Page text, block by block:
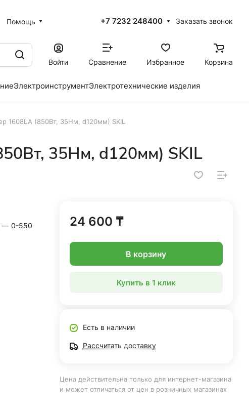
Помощь +7 7232 248400 Заказать звонок
Войти
Сравнение Избранное Корзина
ЭлектроинструментЭлектротехнические изделия
1608LA (850Вт, 35Нм, d120мм) SKIL
35Нм, d120мм) SKIL
— 0-550
24 600 ₸
В корзину
Купить в 1 клик
Есть в наличии
Рассчитать доставку
Цена действительна только для интернет-магазина
и может отличаться от цен в розничных магазинах